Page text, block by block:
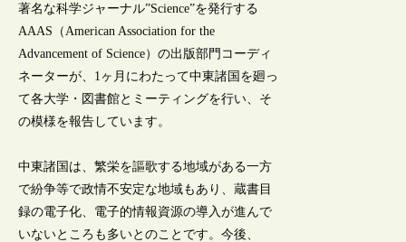
著名な科学ジャーナル”Science”を発行する
AAAS（American Association for the
Advancement of Science）の出版部門コーディ
ネーターが、1ヶ月にわたって中東諸国を廻っ
て各大学・図書館とミーティングを行い、そ
の模様を報告しています。
中東諸国は、繁栄を謳歌する地域がある一方
で紛争等で政情不安定な地域もあり、蔵書目
録の電子化、電子的情報資源の導入が進んで
いないところも多いとのことです。今後、